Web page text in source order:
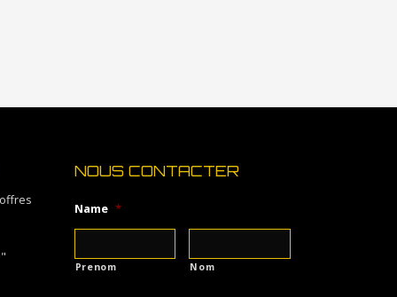
NOUS CONTACTER
Name *
Prenom Nom